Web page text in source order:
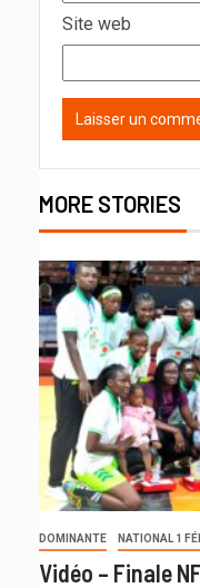
Site web
MORE STORIES
DOMINANTE NATIONAL 1
Vidéo – Finale